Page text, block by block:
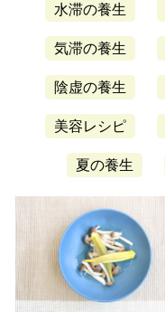
水滞の養生
気滞の養生
陰虚の養生
美容レシピ
夏の養生